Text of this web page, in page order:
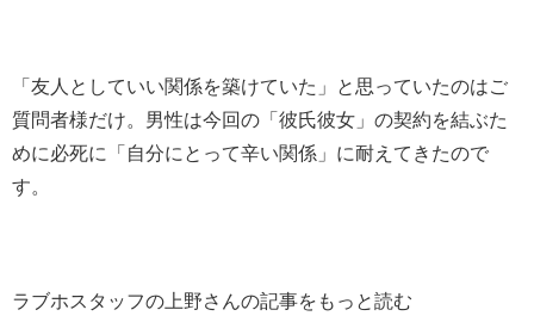
「友人としていい関係を築けていた」と思っていたのはご
質問者様だけ。男性は今回の「彼氏彼女」の契約を結ぶた
めに必死に「自分にとって辛い関係」に耐えてきたので
す。
ラブホスタッフの上野さんの記事をもっと読む